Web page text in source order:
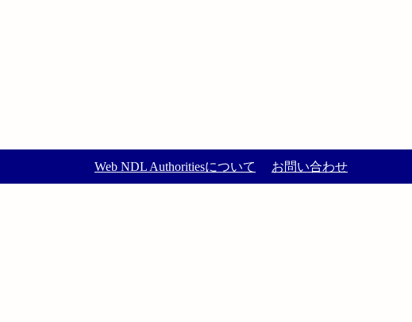
Web NDL Authoritiesについて お問い合わせ